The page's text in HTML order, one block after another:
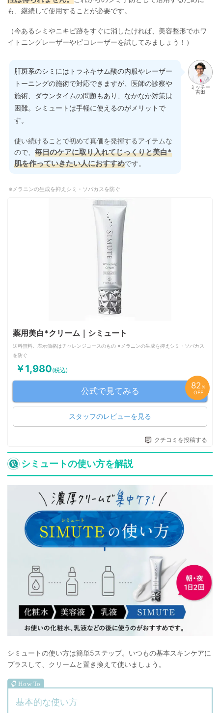
も、継続して使用することが必要です。
（今あるシミやニキビ跡をすぐに消したければ、美容整形でホワ
イトニングレーザーやピコレーザーを試してみましょう！）
ミッチー
吉田
肝斑系のシミにはトラネキサム酸の内服やレーザー
トーニングの施術で対応できますが、医師の診察や
施術、ダウンタイムの問題もあり、なかなか対策は
困難。シミュートは手軽に使えるのがメリットで
す。
使い続けることで初めて真価を発揮するアイテムな
ので、毎日のケアに取り入れてじっくりと美白*
肌を作っていきたい人におすすめです。
メラニンの生成を抑えシミ・ソバカスを防ぐ
薬用美白*クリーム｜シミュート
送料無料。表示価格はチャレンジコースのもの ※メラニンの生成を抑えシミ・ソバカス
を防ぐ
￥1,980(税込)
公式で見てみる
82 ％
OFF
スタッフのレビューを見る
クチコミを投稿する
シミュートの使い方を解説
シミュートの使い方は簡単5ステップ。いつもの基本スキンケアに
プラスして、クリームと置き換えて使いましょう。
基本的な使い方